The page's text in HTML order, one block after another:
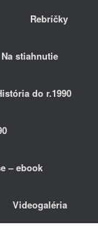
Rebríčky
Na stiahnutie
do r.1990
– ebook
Videogaléria